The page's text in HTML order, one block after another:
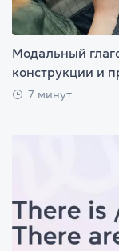
Модальный
конструкции и
7 минут